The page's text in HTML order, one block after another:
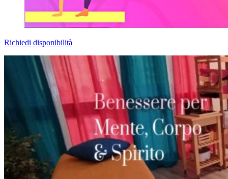
Richiedi disponibilità